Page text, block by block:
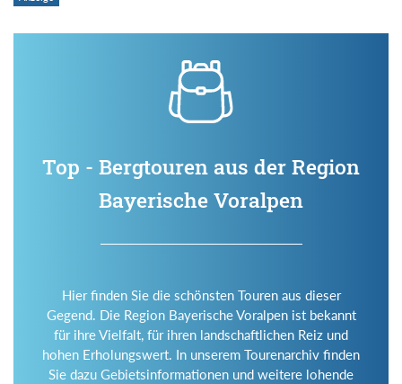
Top - Bergtouren aus der Region
Bayerische Voralpen
Hier finden Sie die schönsten Touren aus dieser
Gegend. Die Region Bayerische Voralpen ist bekannt
für ihre Vielfalt, für ihren landschaftlichen Reiz und
hohen Erholungswert. In unserem Tourenarchiv finden
Sie dazu Gebietsinformationen und weitere lohende